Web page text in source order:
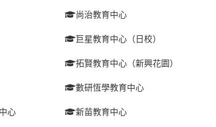
尚治教育中心
巨星教育中心（日校）
拓賢教育中心（新興花園）
數研恆學教育中心
心 新苗教育中心